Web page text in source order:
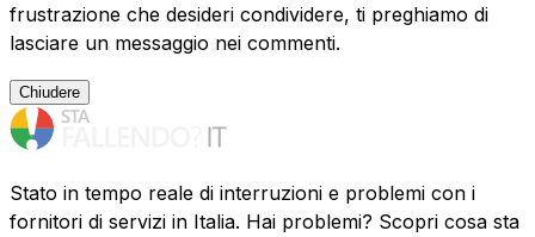
frustrazione che desideri condividere, ti preghiamo di
lasciare un messaggio nei commenti.
Chiudere
Stato in tempo reale di interruzioni e problemi con i
fornitori di servizi in Italia. Hai problemi? Scopri cosa sta